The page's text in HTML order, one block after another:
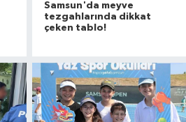
Samsun'da meyve
tezgahlarında dikkat
çeken tablo!